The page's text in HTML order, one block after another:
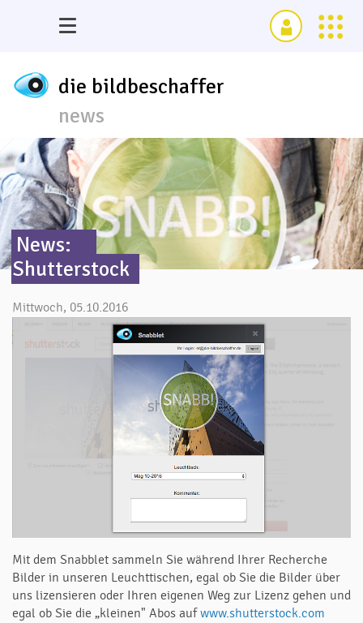
die bildbeschaffer
news
News:
Shutterstock
Mittwoch, 05.10.2016
Mit dem Snabblet sammeln Sie während Ihrer Recherche
Bilder in unseren Leuchttischen, egal ob Sie die Bilder über
uns lizensieren oder Ihren eigenen Weg zur Lizenz gehen und
egal ob Sie die „kleinen" Abos aufwww.shutterstock.com